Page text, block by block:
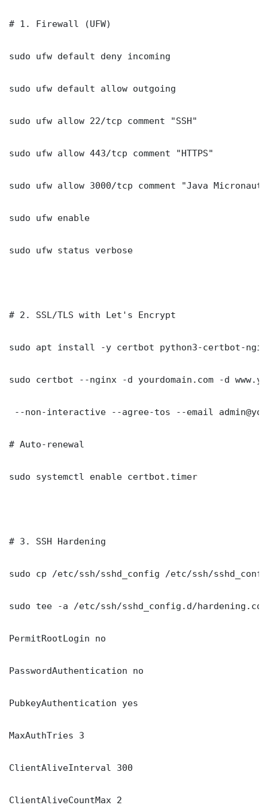
# 1. Firewall (UFW)
sudo ufw default deny incoming
sudo ufw default allow outgoing
sudo ufw allow 22/tcp comment "SSH"
sudo ufw allow 443/tcp comment "HTTPS"
sudo ufw allow 3000/tcp comment "Java
sudo ufw enable
sudo ufw status verbose
# 2. SSL/TLS with Let's Encrypt
sudo apt install -y certbot python3-certbot-
sudo certbot --nginx -d yourdomain.com -d
--non-interactive --agree-tos --email
# Auto-renewal
sudo systemctl enable certbot.timer
# 3. SSH Hardening
sudo cp /etc/ssh/sshd_config /etc/ssh/
sudo tee -a /etc/ssh/sshd_config.d/
PermitRootLogin no
PasswordAuthentication no
PubkeyAuthentication yes
MaxAuthTries 3
ClientAliveInterval 300
ClientAliveCountMax 2